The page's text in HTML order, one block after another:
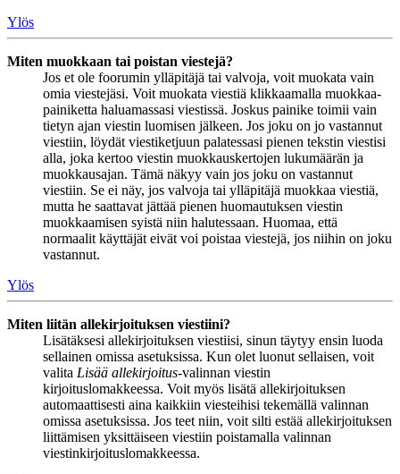
Ylös
Miten muokkaan tai poistan viestejä?
Jos et ole foorumin ylläpitäjä tai valvoja, voit muokata vain
omia viestejäsi. Voit muokata viestiä klikkaamalla muokkaa-
painiketta haluamassasi viestissä. Joskus painike toimii vain
tietyn ajan viestin luomisen jälkeen. Jos joku on jo vastannut
viestiin, löydät viestiketjuun palatessasi pienen tekstin viestisi
alla, joka kertoo viestin muokkauskertojen lukumäärän ja
muokkausajan. Tämä näkyy vain jos joku on vastannut
viestiin. Se ei näy, jos valvoja tai ylläpitäjä muokkaa viestiä,
mutta he saattavat jättää pienen huomautuksen viestin
muokkaamisen syistä niin halutessaan. Huomaa, että
normaalit käyttäjät eivät voi poistaa viestejä, jos niihin on joku
vastannut.
Ylös
Miten liitän allekirjoituksen viestiini?
Lisätäksesi allekirjoituksen viestiisi, sinun täytyy ensin luoda
sellainen omissa asetuksissa. Kun olet luonut sellaisen, voit
valita Lisää allekirjoitus-valinnan viestin
kirjoituslomakkeessa. Voit myös lisätä allekirjoituksen
automaattisesti aina kaikkiin viesteihisi tekemällä valinnan
omissa asetuksissa. Jos teet niin, voit silti estää allekirjoituksen
liittämisen yksittäiseen viestiin poistamalla valinnan
viestinkirjoituslomakkeessa.